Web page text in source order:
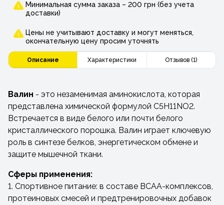
Минимальная сумма заказа – 200 грн (без учета
доставки)
Цены не учитывают доставку и могут меняться,
окончательную цену просим уточнять
Описание Характеристики Отзывов (1)
Валин - это незаменимая аминокислота, которая
представлена химической формулой C5H11NO2.
Встречается в виде белого или почти белого
кристаллического порошка. Валин играет ключевую
роль в синтезе белков, энергетическом обмене и
защите мышечной ткани.
Сферы применения:
1. Спортивное питание: в составе BCAA-комплексов,
протеиновых смесей и предтренировочных добавок